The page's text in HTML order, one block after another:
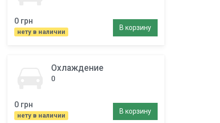
0 грн
нету в наличии
В корзину
Охлаждение
0
0 грн
нету в наличии
В корзину